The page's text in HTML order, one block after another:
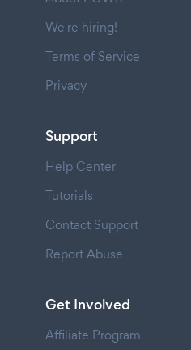
We're hiring!
Terms of Service
Privacy
Support
Help Center
Tutorials
Contact Support
Report Abuse
Get Involved
Affiliate Program